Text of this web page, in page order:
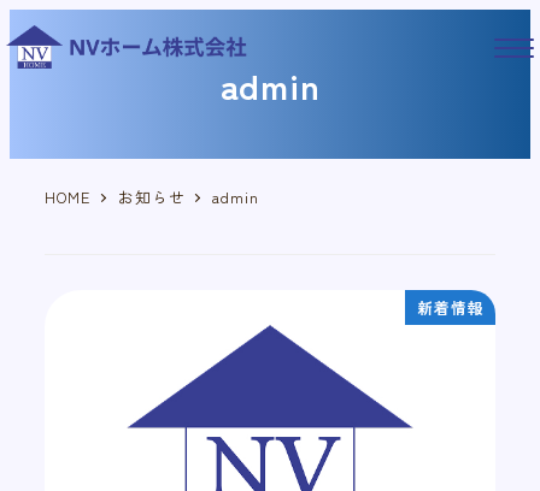
メ
イ
テ
admin
HOME お知らせ admin
新着情報